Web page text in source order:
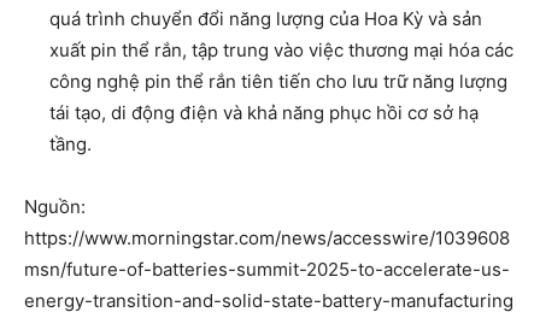
quá trình chuyển đổi năng lượng của Hoa Kỳ và sản
xuất pin thể rắn, tập trung vào việc thương mại hóa các
công nghệ pin thể rắn tiên tiến cho lưu trữ năng lượng
tái tạo, di động điện và khả năng phục hồi cơ sở hạ
tầng.
Nguồn:
https://www.morningstar.com/news/accesswire/1039608
msn/future-of-batteries-summit-2025-to-accelerate-us-
energy-transition-and-solid-state-battery-manufacturing